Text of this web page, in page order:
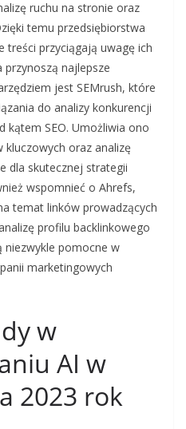
ruchu na stronie oraz
temu przedsiębiorstwa
treści przyciągają uwagę ich
przynoszą najlepsze
jest SEMrush, które
do analizy konkurencji
kątem SEO. Umożliwia ono
oraz analizę
dla skutecznej strategii
wspomnieć o Ahrefs,
temat linków prowadzących
profilu backlinkowego
niezwykle pomocne w
marketingowych
w
AI w
2023 rok